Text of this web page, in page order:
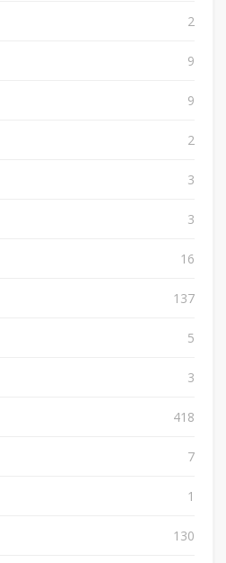
2
9
9
2
3
3
16
137
5
3
418
7
1
130